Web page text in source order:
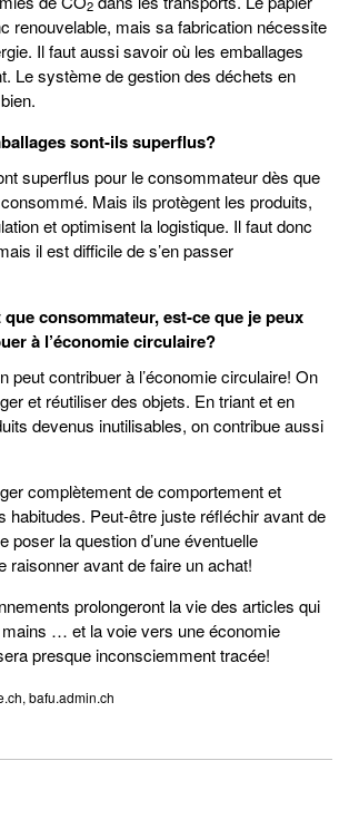
2
renouvelable, mais sa fabrication nécessite
Il faut aussi savoir où les emballages
Le système de gestion des déchets en
sont-ils superflus?
superflus pour le consommateur dès que
Mais ils protègent les produits,
et optimisent la logistique. Il faut donc
il est difficile de s’en passer
que consommateur, est-ce que je peux
à l’économie circulaire?
peut contribuer à l’économie circulaire! On
et réutiliser des objets. En triant et en
devenus inutilisables, on contribue aussi
complètement de comportement et
habitudes. Peut-être juste réfléchir avant de
poser la question d’une éventuelle
raisonner avant de faire un achat!
prolongeront la vie des articles qui
… et la voie vers une économie
presque inconsciemment tracée!
bafu.admin.ch